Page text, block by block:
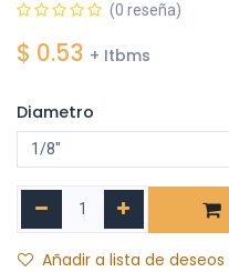
(0 reseña)
$ 0.53 + Itbms
Diametro
Añadir a lista de deseos